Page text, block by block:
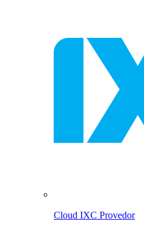
Cloud IXC Provedor